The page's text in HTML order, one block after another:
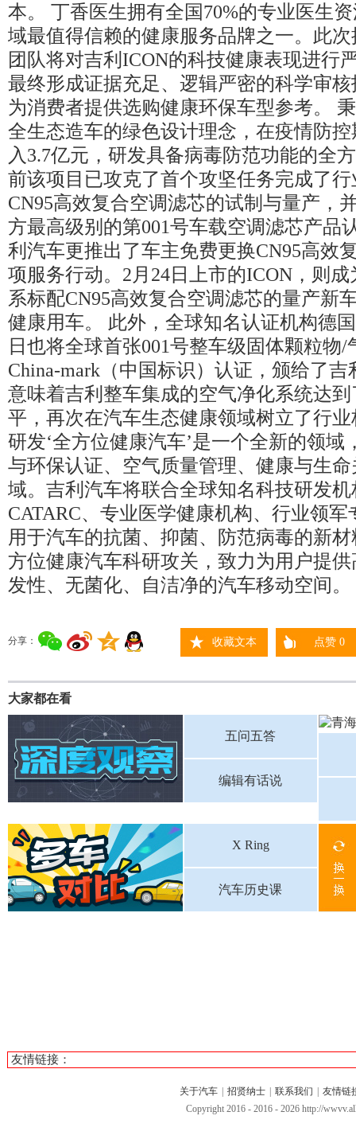
本。 丁香医生拥有全国70%的专业医生
域最值得信赖的健康服务品牌之一。此
团队将对吉利ICON的科技健康表现进行
最终形成证据充足、逻辑严密的科学审
为消费者提供选购健康环保车型参考。
全生态造车的绿色设计理念，在疫情防
入3.7亿元，研发具备病毒防范功能的全
前该项目已攻克了首个攻坚任务完成了
CN95高效复合空调滤芯的试制与量产，
方最高级别的第001号车载空调滤芯产品
利汽车更推出了车主免费更换CN95高效
项服务行动。2月24日上市的ICON，则
系标配CN95高效复合空调滤芯的量产新
健康用车。 此外，全球知名认证机构德
日也将全球首张001号整车级固体颗粒物/
China-mark（中国标识）认证，颁给了
意味着吉利整车集成的空气净化系统达
平，再次在汽车生态健康领域树立了行
研发‘全方位健康汽车’是一个全新的领域
与环保认证、空气质量管理、健康与生
域。吉利汽车将联合全球知名科技研发
CATARC、专业医学健康机构、行业领
用于汽车的抗菌、抑菌、防范病毒的新
方位健康汽车科研攻关，致力为用户提
发性、无菌化、自洁净的汽车移动空间。
分享： 收藏文本 点赞0
大家都在看
五问五答
编辑有话说
X Ring
汽车历史课
友情链接：
关于汽车 招贤纳士 联系我们
友情链
Copyright 2016 - 2016 -2026 http://